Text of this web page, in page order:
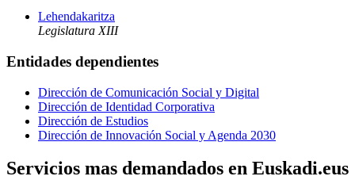
Lehendakaritza
Legislatura XIII
Entidades dependientes
Dirección de Comunicación Social y Digital
Dirección de Identidad Corporativa
Dirección de Estudios
Dirección de Innovación Social y Agenda 2030
Servicios mas demandados en Euskadi.eus